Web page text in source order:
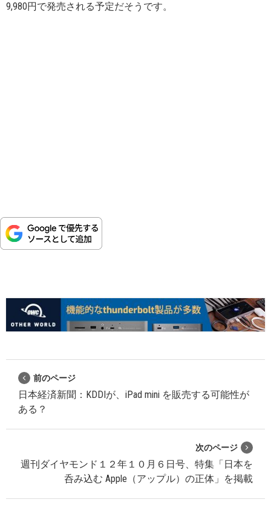
9,980円で発売される予定だそうです。
前のページ
日本経済新聞：KDDIが、iPad mini を販売する可能性が
ある？
次のページ
週刊ダイヤモンド１２年１０月６日号、特集「日本を
呑み込む Apple（アップル）の正体」を掲載